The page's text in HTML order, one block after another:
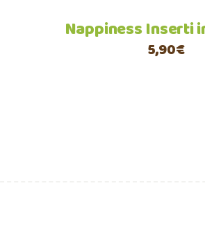
Nappiness Inserti
5,90€